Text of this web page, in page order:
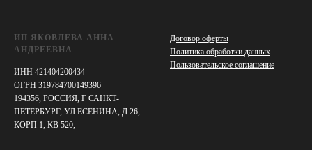
ИП ЯКОВЛЕВА АННА
АНДРЕЕВНА
ИНН 421404200434
ОГРН 319784700149396
194356, РОССИЯ, Г САНКТ-
ПЕТЕРБУРГ, УЛ ЕСЕНИНА, Д 26,
КОРП 1, КВ 520,
Договор оферты
Политика обработки данных
Пользовательское соглашение